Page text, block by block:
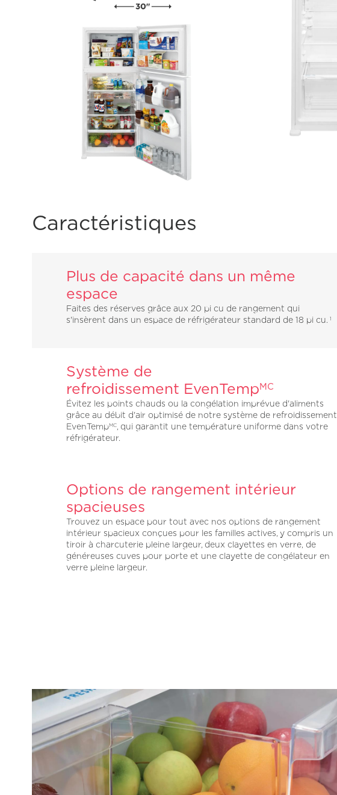
Caractéristiques
Plus de capacité dans un même
espace
Faites des réserves grâce aux 20 pi cu de rangement qui
s'insèrent dans un espace de réfrigérateur standard de 18 pi cu.1
Système de
refroidissement EvenTemp MC
Évitez les points chauds ou la congélation imprévue d'aliments
grâce au débit d'air optimisé de notre système de refroidissement
EvenTempMC, qui garantit une température uniforme dans votre
réfrigérateur.
Options de rangement intérieur
spacieuses
Trouvez un espace pour tout avec nos options de rangement
intérieur spacieux conçues pour les familles actives, y compris un
tiroir à charcuterie pleine largeur, deux clayettes en verre, de
généreuses cuves pour porte et une clayette de congélateur en
verre pleine largeur.